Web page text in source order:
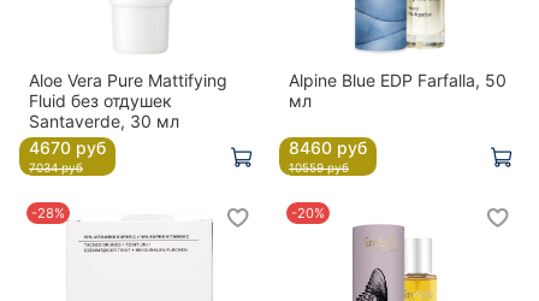
Aloe Vera Pure Mattifying
Fluid без отдушек
Santaverde, 30 мл
4670 руб
7034 руб
Alpine Blue EDP Farfalla, 50
мл
8460 руб
10559 руб
-28% -20%